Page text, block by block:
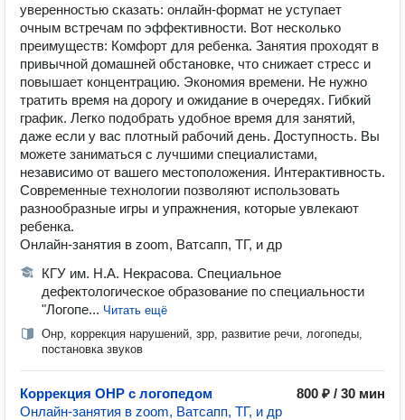
уверенностью сказать: онлайн-формат не уступает
очным встречам по эффективности. Вот несколько
преимуществ: Комфорт для ребенка. Занятия проходят в
привычной домашней обстановке, что снижает стресс и
повышает концентрацию. Экономия времени. Не нужно
тратить время на дорогу и ожидание в очередях. Гибкий
график. Легко подобрать удобное время для занятий,
даже если у вас плотный рабочий день. Доступность. Вы
можете заниматься с лучшими специалистами,
независимо от вашего местоположения. Интерактивность.
Современные технологии позволяют использовать
разнообразные игры и упражнения, которые увлекают
ребенка.
Онлайн-занятия в zoom, Ватсапп, ТГ, и др
КГУ им. Н.А. Некрасова. Специальное
дефектологическое образование по специальности
"Логопе... Читать ещё
Онр, коррекция нарушений, зрр, развитие речи, логопеды,
постановка звуков
Коррекция ОНР с логопедом
800 ₽ / 30 мин
Онлайн-занятия в zoom, Ватсапп, ТГ, и др